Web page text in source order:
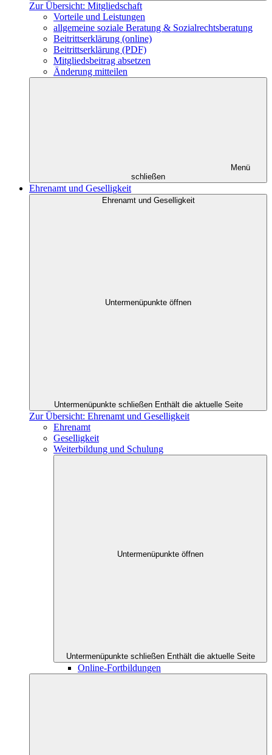
Zur Übersicht: Mitgliedschaft
Vorteile und Leistungen
allgemeine soziale Beratung & Sozialrechtsberatung
Beitrittserklärung (online)
Beitrittserklärung (PDF)
Mitgliedsbeitrag absetzen
Änderung mitteilen
Menü
schließen
Ehrenamt und Geselligkeit
Ehrenamt und Geselligkeit
Untermenüpunkte öffnen
Untermenüpunkte schließen Enthält die aktuelle Seite
Zur Übersicht: Ehrenamt und Geselligkeit
Ehrenamt
Geselligkeit
Weiterbildung und Schulung
Untermenüpunkte öffnen
Untermenüpunkte schließen Enthält die aktuelle Seite
Online-Fortbildungen